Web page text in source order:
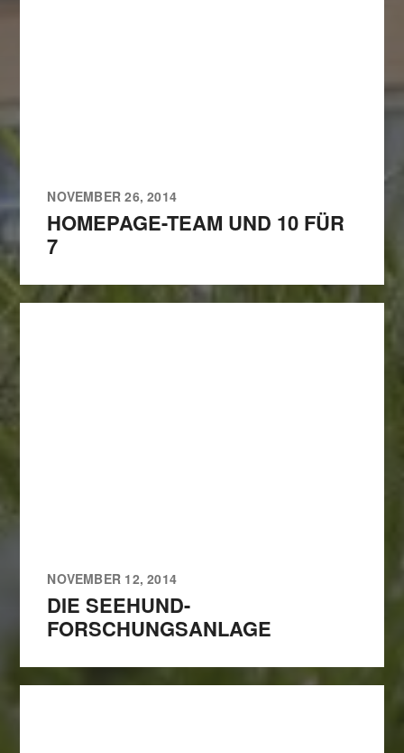
NOVEMBER 26, 2014
HOMEPAGE-TEAM UND 10 FÜR
7
NOVEMBER 12, 2014
DIE SEEHUND-
FORSCHUNGSANLAGE